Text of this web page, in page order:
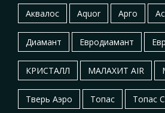
Аквалос Aquor Арго
Диамант Евродиамант
КРИСТАЛЛ МАЛАХИТ AIR
Тверь Аэро Топас Топас С